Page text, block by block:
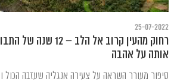
25-07-2022
רחוק מהעין קרוב אל
אותה על אהבה
סיפור מעורר השראה על צעירה אנגליה שעזבה הכול